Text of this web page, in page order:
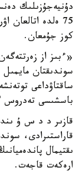
دۇنيەجۇزىلىك
كوز جۇمعان.
«ءبىز از
سوندىقتان
ساقتاۋداعى
باسشىسى تەدروس
قازىر د د س ۇ
قاراستىرادى،
ىقتيمال
ارەكەت قاجەت.